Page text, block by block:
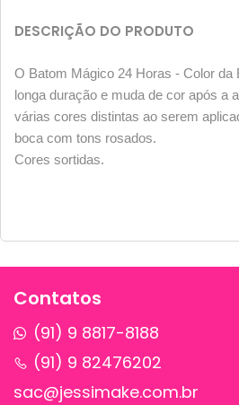
DESCRIÇÃO DO PRODUTO
O Batom Mágico 24 Horas - Color da
longa duração e muda de cor após a
várias cores distintas ao serem
boca com tons rosados.
Cores sortidas.
Contatos
(91) 9 8817-8188
(91) 9 82476202
sac@jessimake.com.br